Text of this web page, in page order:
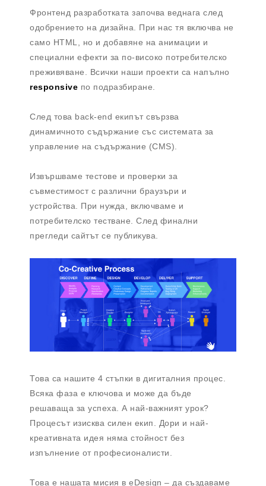
Фронтенд разработката започва веднага след
одобрението на дизайна. При нас тя включва не
само HTML, но и добавяне на анимации и
специални ефекти за по-високо потребителско
преживяване. Всички наши проекти са напълно
responsive по подразбиране.
След това back-end екипът свързва
динамичното съдържание със системата за
управление на съдържание (CMS).
Извършваме тестове и проверки за
съвместимост с различни браузъри и
устройства. При нужда, включваме и
потребителско тестване. След финални
прегледи сайтът се публикува.
Това са нашите 4 стъпки в дигиталния процес.
Всяка фаза е ключова и може да бъде
решаваща за успеха. А най-важният урок?
Процесът изисква силен екип. Дори и най-
креативната идея няма стойност без
изпълнение от професионалисти.
Това е нашата мисия в eDesign – да създаваме